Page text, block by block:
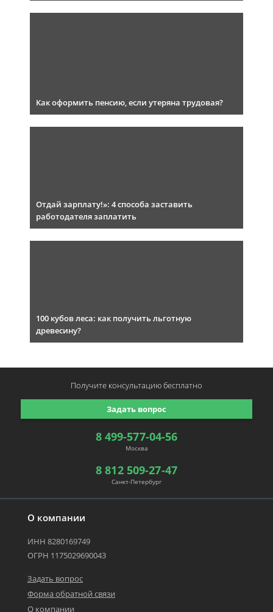
Как оформить пенсию, если утеряна трудовая?
Отдай зарплату!»: 4 способа заставить
работодателя заплатить
100 кубов леса: как получить льготную
древесину?
О компании
ИНН 8280169749
ОГРН 1175029690043
Задать вопрос
Форма обратной связи
О компании
8 499-577-04-56
Москва
8 812 509-27-47
Санкт-Петербург
Задать вопрос
Получите консультациюбесплатно